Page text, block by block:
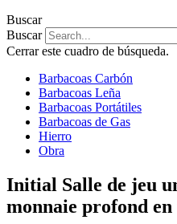
Buscar
Buscar
Cerrar este cuadro de búsqueda.
Barbacoas Carbón
Barbacoas Leña
Barbacoas Portátiles
Barbacoas de Gas
Hierro
Obra
Initial Salle de jeu
monnaie profond